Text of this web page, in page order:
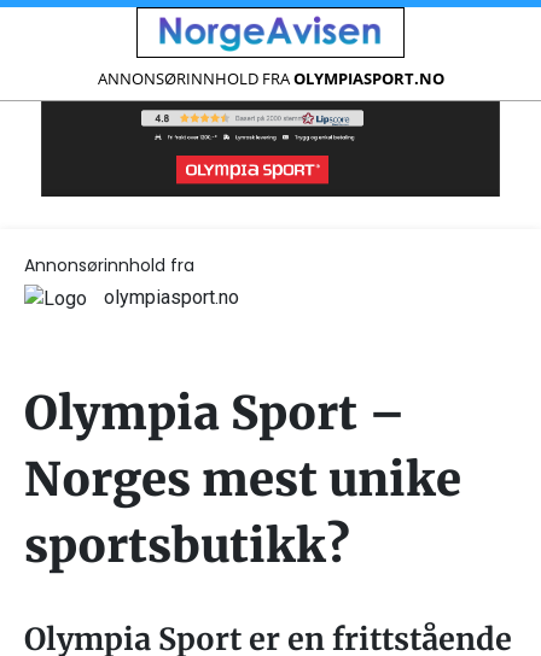
ANNONSØRINNHOLD FRAOLYMPIASPORT.NO
Annonsørinnhold fra
olympiasport.no
Olympia Sport –
Norges mest unike
sportsbutikk?
Olympia Sport er en frittstående